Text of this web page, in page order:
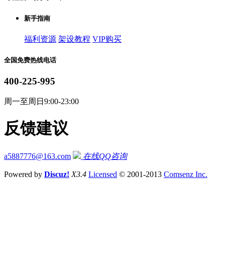
新手指南
福利资源 架设教程 VIP购买
全国免费热线电话
400-225-995
周一至周日9:00-23:00
反馈建议
a5887776@163.com 在线QQ咨询
Powered by Discuz! X3.4 Licensed © 2001-2013 Comsenz Inc.